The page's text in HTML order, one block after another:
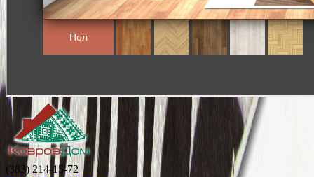
(383) 214-15-72